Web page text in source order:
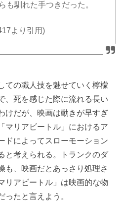
も馴れた手つきだった。
より引用)
ての職人技を魅せていく檸檬
、死を感じた際に流れる長い
けだが、映画は動きが早すぎ
マリアビートル」におけるア
ドによってスローモーション
と考えられる。トランクのダ
も、映画だとあっさり処理さ
リアビートル」は映画的な物
ったと言えよう。